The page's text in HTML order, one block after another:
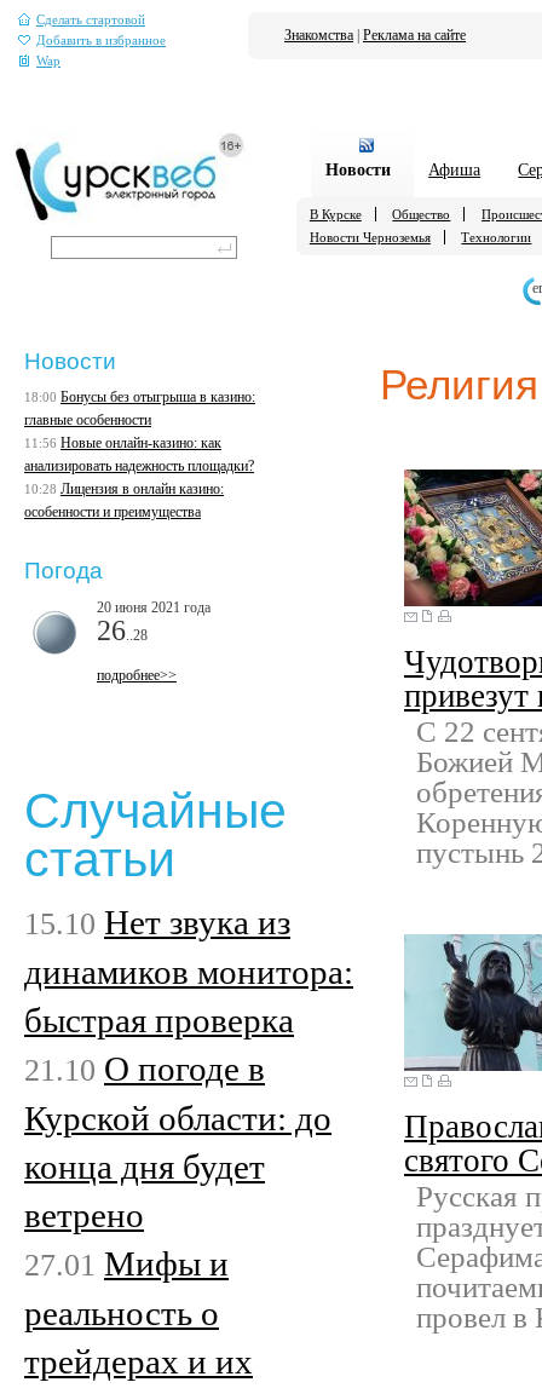
Сделать стартовой
Добавить в избранное
Wap
Знакомства Реклама на сайте
Новости Афиша
В Курске Общество
Новости Черноземья
Технологии
Религия
С 22
Божией
пустынь
святого
Русская
провел в
Новости
18:00 Бонусы без отыгрыша в казино:
главные особенности
11:56 Новые онлайн-казино: как
анализировать надежность площадки?
10:28 Лицензия в онлайн казино:
особенности и преимущества
Погода
20 июня 2021 года
26 ..28
подробнее>>
Случайные
статьи
15.10 Нет звука из
динамиков монитора:
быстрая проверка
21.10 О погоде в
Курской области: до
конца дня будет
ветрено
27.01 Мифы и
реальность о
трейдерах и их